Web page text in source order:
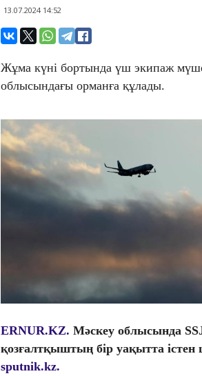
13.07.2024 14:52
Жұма күні бортында үш экипаж
облысындағы орманға құлады.
ERNUR.KZ. Мәскеу облысында
қозғалтқыштың бір уақытта
sputnik.kz.